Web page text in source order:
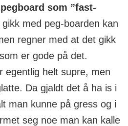
som ”fast-
med peg-boarden kan
regner med at det gikk
er gode på det.
egentlig helt supre, men
Da gjaldt det å ha is i
man kunne på gress og i
seg noe man kan kalle